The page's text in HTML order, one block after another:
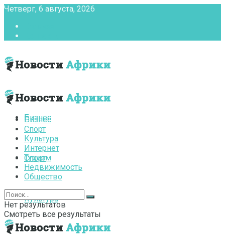
Четверг, 6 августа, 2026
Бизнес
Спорт
Культура
Бизнес
Спорт
Культура
Интернет
Туризм
Недвижимость
Общество
Нет результатов
Смотреть все результаты